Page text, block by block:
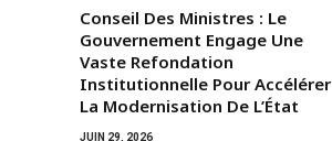
Conseil Des Ministres : Le
Gouvernement Engage Une
Vaste Refondation
Institutionnelle Pour Accélérer
La Modernisation De L’État
JUIN 29, 2026